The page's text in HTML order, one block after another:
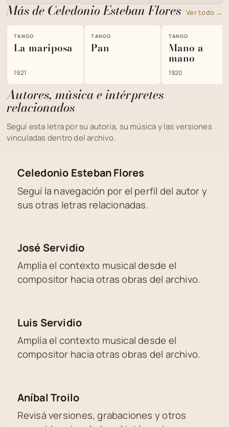
Más de Celedonio Esteban Flores Ver todo →
TANGO
La mariposa
1921
TANGO
Pan
TANGO
Mano a
mano
1920
Autores, música e intérpretes
relacionados
Seguí esta letra por su autoría, su música y las versiones
vinculadas dentro del archivo.
Celedonio Esteban Flores
Seguí la navegación por el perfil del autor y
sus otras letras relacionadas.
José Servidio
Amplía el contexto musical desde el
compositor hacia otras obras del archivo.
Luis Servidio
Amplía el contexto musical desde el
compositor hacia otras obras del archivo.
Aníbal Troilo
Revisá versiones, grabaciones y otros